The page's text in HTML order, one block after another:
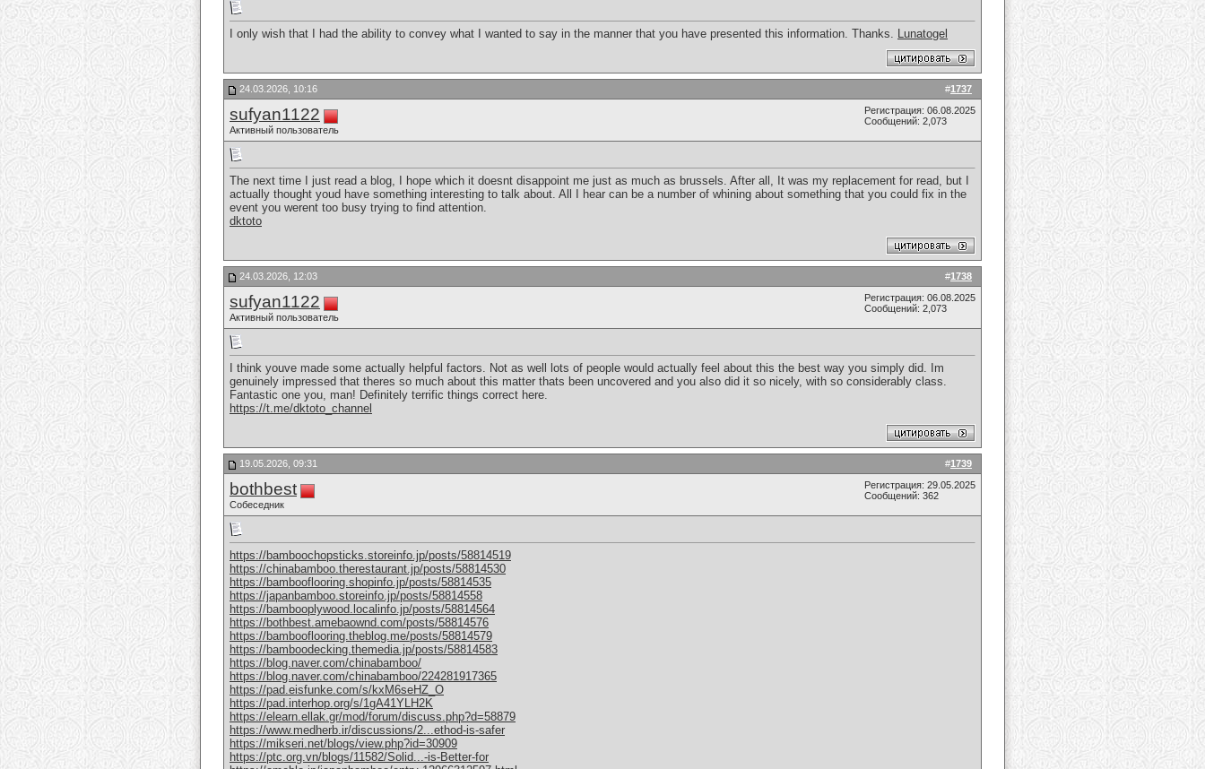
I only wish that I had the ability to convey what I wanted to say in the manner that you have presented this information. Thanks. Lunatogel
#1737
24.03.2026, 10:16
sufyan1122
Активный пользователь
Регистрация: 06.08.2025
Сообщений: 2,073
The next time I just read a blog, I hope which it doesnt disappoint me just as much as brussels. After all, It was my replacement for read, but I
actually thought youd have something interesting to talk about. All I hear can be a number of whining about something that you could fix in the
event you werent too busy trying to find attention.
dktoto
#1738
24.03.2026, 12:03
sufyan1122
Активный пользователь
Регистрация: 06.08.2025
Сообщений: 2,073
I think youve made some actually helpful factors. Not as well lots of people would actually feel about this the best way you simply did. Im
genuinely impressed that theres so much about this matter thats been uncovered and you also did it so nicely, with so considerably class.
Fantastic one you, man! Definitely terrific things correct here.
https://t.me/dktoto_channel
#1739
19.05.2026, 09:31
bothbest
Собеседник
Регистрация: 29.05.2025
Сообщений: 362
https://bamboochopsticks.storeinfo.jp/posts/58814519
https://chinabamboo.therestaurant.jp/posts/58814530
https://bambooflooring.shopinfo.jp/posts/58814535
https://japanbamboo.storeinfo.jp/posts/58814558
https://bambooplywood.localinfo.jp/posts/58814564
https://bothbest.amebaownd.com/posts/58814576
https://bambooflooring.theblog.me/posts/58814579
https://bamboodecking.themedia.jp/posts/58814583
https://blog.naver.com/chinabamboo/
https://blog.naver.com/chinabamboo/224281917365
https://pad.eisfunke.com/s/kxM6seHZ_O
https://pad.interhop.org/s/1gA41YLH2K
https://elearn.ellak.gr/mod/forum/discuss.php?d=58879
https://www.medherb.ir/discussions/2...ethod-is-safer
https://mikseri.net/blogs/view.php?id=30909
https://ptc.org.vn/blogs/11582/Solid...-is-Better-for